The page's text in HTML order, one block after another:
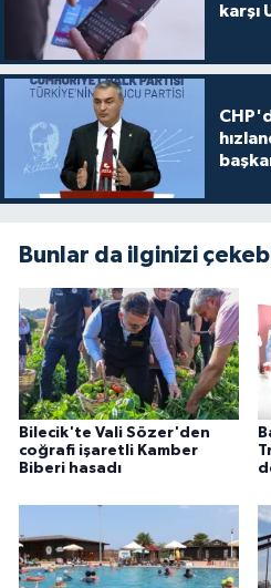
karşı
Bunlar da ilginizi
Bilecik'te Vali Sözer'den
coğrafi işaretli Kamber
Biberi hasadı